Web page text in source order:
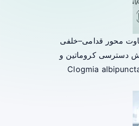
محور قدامی–خلفی
دسترسی کروماتین و